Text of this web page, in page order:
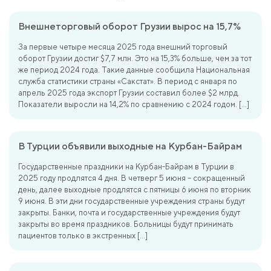
Внешнеторговый оборот Грузии вырос на 15,7%
За первые четыре месяца 2025 года внешний торговый
оборот Грузии достиг $7,7 млн. Это на 15,3% больше, чем за тот
же период 2024 года. Такие данные сообщила Национальная
служба статистики страны «Сакстат». В период с января по
апрель 2025 года экспорт Грузии составил более $2 млрд.
Показатели выросли на 14,2% по сравнению с 2024 годом. […]
В Турции объявили выходные на Курбан-Байрам
Государственные праздники на Курбан-Байрам в Турции в
2025 году продлятся 4 дня. В четверг 5 июня – сокращенный
день, далее выходные продлятся с пятницы 6 июня по вторник
9 июня. В эти дни государственные учреждения страны будут
закрыты. Банки, почта и государственные учреждения будут
закрыты во время праздников. Больницы будут принимать
пациентов только в экстренных […]